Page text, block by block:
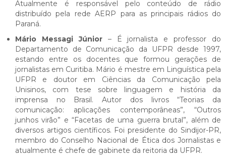
Atualmente é responsável pelo conteúdo de rádio
distribuído pela rede AERP para as principais rádios do
Paraná.
Mário Messagi Júnior– É jornalista e professor do
Departamento de Comunicação da UFPR desde 1997,
estando entre os docentes que formou gerações de
jornalistas em Curitiba. Mário é mestre em Linguística pela
UFPR e doutor em Ciências da Comunicação pela
Unisinos, com tese sobre linguagem e história da
imprensa no Brasil. Autor dos livros “Teorias da
comunicação: aplicações contemporâneas”, “Outros
junhos virão” e “Facetas de uma guerra brutal”, além de
diversos artigos científicos. Foi presidente do Sindijor-PR,
membro do Conselho Nacional de Ética dos Jornalistas e
atualmente é chefe de gabinete da reitoria da UFPR.